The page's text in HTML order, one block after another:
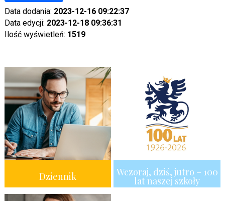
Data dodania: 2023-12-16 09:22:37
Data edycji: 2023-12-18 09:36:31
Ilość wyświetleń: 1519
Dziennik Wczoraj, dziś, jutro – 100
lat naszej szkoły